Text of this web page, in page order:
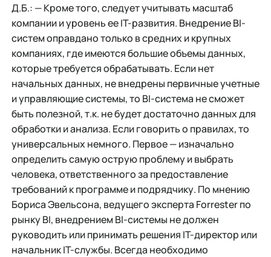
Д.Б.: — Кроме того, следует учитывать масштаб
компании и уровень ее IT-развития. Внедрение BI-
систем оправдано только в средних и крупных
компаниях, где имеются большие объемы данных,
которые требуется обрабатывать. Если нет
начальных данных, не внедрены первичные учетные
и управляющие системы, то BI-система не сможет
быть полезной, т.к. не будет достаточно данных для
обработки и анализа. Если говорить о правилах, то
универсальных немного. Первое — изначально
определить самую острую проблему и выбрать
человека, ответственного за предоставление
требований к программе и подрядчику. По мнению
Бориса Эвельсона, ведущего эксперта Forrester по
рынку BI, внедрением BI-системы не должен
руководить или принимать решения IT-директор или
начальник IT-службы. Всегда необходимо